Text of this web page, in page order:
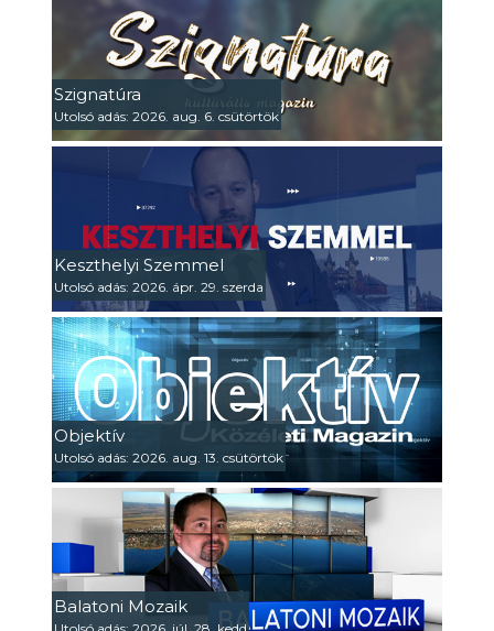
Szignatúra
Utolsó adás: 2026. aug. 6. csütörtök
Keszthelyi Szemmel
Utolsó adás: 2026. ápr. 29. szerda
Objektív
Utolsó adás: 2026. aug. 13. csütörtök
Balatoni Mozaik